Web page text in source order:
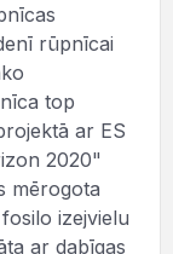
rūpnīcai
top
ar ES
2020"
mērogota
izejvielu
ar dabīgas